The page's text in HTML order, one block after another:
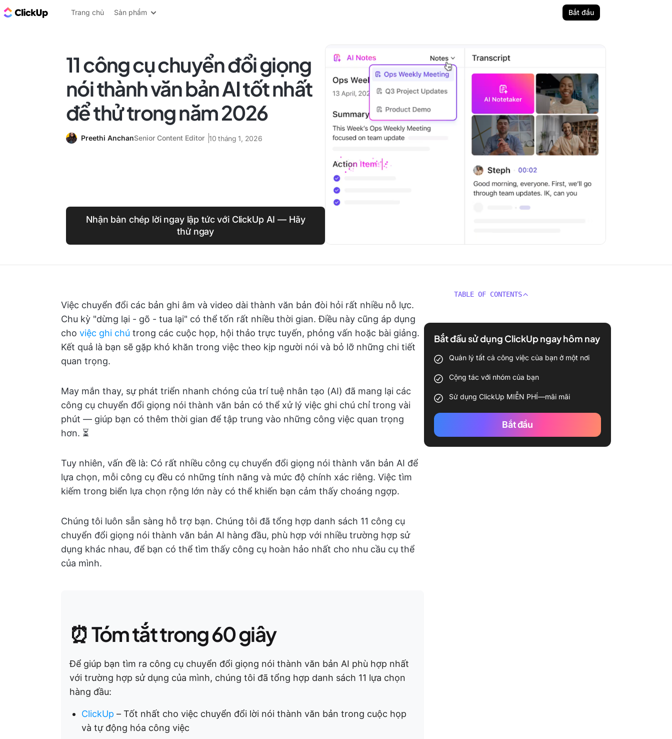
ClickUp Blog
Trang chủ Sản phẩm Bắt đầu
11 công cụ chuyển đổi giọng
nói thành văn bản AI tốt nhất
để thử trong năm 2026
Preethi AnchanSenior Content Editor 10 tháng 1, 2026
Nhận bản chép lời ngay lập tức với ClickUp AI — Hãy
thử ngay
Việc chuyển đổi các bản ghi âm và video dài thành văn bản đòi hỏi rất nhiều nỗ lực.
Chu kỳ "dừng lại - gõ - tua lại" có thể tốn rất nhiều thời gian. Điều này cũng áp dụng
cho việc ghi chú trong các cuộc họp, hội thảo trực tuyến, phỏng vấn hoặc bài giảng.
Kết quả là bạn sẽ gặp khó khăn trong việc theo kịp người nói và bỏ lỡ những chi tiết
quan trọng.
May mắn thay, sự phát triển nhanh chóng của trí tuệ nhân tạo (AI) đã mang lại các
công cụ chuyển đổi giọng nói thành văn bản có thể xử lý việc ghi chú chỉ trong vài
phút — giúp bạn có thêm thời gian để tập trung vào những công việc quan trọng
hơn. ⏳
Tuy nhiên, vấn đề là: Có rất nhiều công cụ chuyển đổi giọng nói thành văn bản AI để
lựa chọn, mỗi công cụ đều có những tính năng và mức độ chính xác riêng. Việc tìm
kiếm trong biển lựa chọn rộng lớn này có thể khiến bạn cảm thấy choáng ngợp.
Chúng tôi luôn sẵn sàng hỗ trợ bạn. Chúng tôi đã tổng hợp danh sách 11 công cụ
chuyển đổi giọng nói thành văn bản AI hàng đầu, phù hợp với nhiều trường hợp sử
dụng khác nhau, để bạn có thể tìm thấy công cụ hoàn hảo nhất cho nhu cầu cụ thể
của mình.
⏰ Tóm tắt trong 60 giây
Để giúp bạn tìm ra công cụ chuyển đổi giọng nói thành văn bản AI phù hợp nhất
với trường hợp sử dụng của mình, chúng tôi đã tổng hợp danh sách 11 lựa chọn
hàng đầu:
ClickUp – Tốt nhất cho việc chuyển đổi lời nói thành văn bản trong cuộc họp
và tự động hóa công việc
TABLE OF CONTENTS
Bắt đầu sử dụng ClickUp ngay hôm nay
Quản lý tất cả công việc của bạn ở một nơi
Cộng tác với nhóm của bạn
Sử dụng ClickUp MIỄN PHÍ—mãi mãi
Bắt đầu